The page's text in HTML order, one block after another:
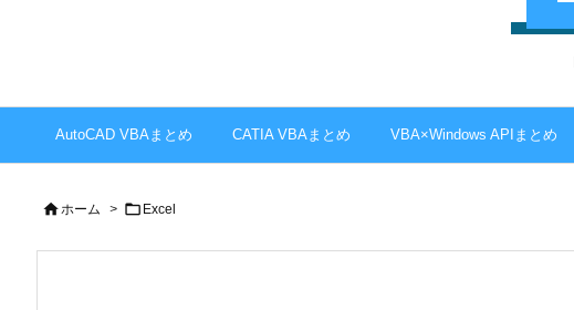
AutoCAD VBAまとめ CATIA VBAまとめ VBA×Windows APIまとめ
 ホーム >  Excel